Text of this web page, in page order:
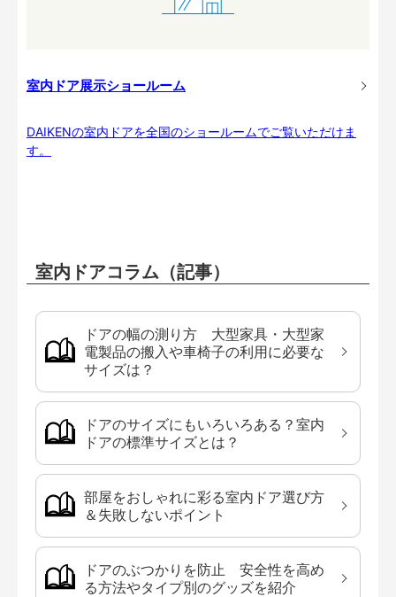
室内ドア展示ショールーム
DAIKENの室内ドアを全国のショールームでご覧いただけま
す。
室内ドアコラム（記事）
ドアの幅の測り方 大型家具・大型家
電製品の搬入や車椅子の利用に必要な
サイズは？
ドアのサイズにもいろいろある？室内
ドアの標準サイズとは？
部屋をおしゃれに彩る室内ドア選び方
＆失敗しないポイント
ドアのぶつかりを防止 安全性を高め
る方法やタイプ別のグッズを紹介